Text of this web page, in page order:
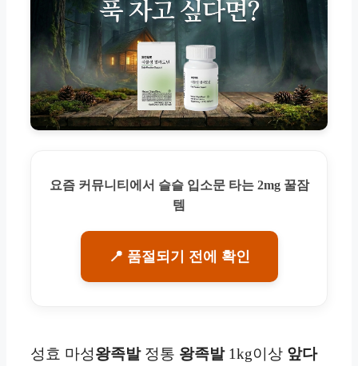
요즘 커뮤니티에서 슬슬 입소문 타는 2mg 꿀잠
템
📍 품절되기 전에 확인
성효 마성왕족발정통 왕족발1kg이상 앞다